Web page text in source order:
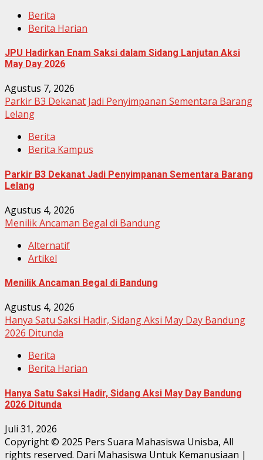
Berita
Berita Harian
JPU Hadirkan Enam Saksi dalam Sidang Lanjutan Aksi
May Day 2026
Agustus 7, 2026
Parkir B3 Dekanat Jadi Penyimpanan Sementara Barang
Lelang
Berita
Berita Kampus
Parkir B3 Dekanat Jadi Penyimpanan Sementara Barang
Lelang
Agustus 4, 2026
Menilik Ancaman Begal di Bandung
Alternatif
Artikel
Menilik Ancaman Begal di Bandung
Agustus 4, 2026
Hanya Satu Saksi Hadir, Sidang Aksi May Day Bandung
2026 Ditunda
Berita
Berita Harian
Hanya Satu Saksi Hadir, Sidang Aksi May Day Bandung
2026 Ditunda
Juli 31, 2026
Copyright © 2025 Pers Suara Mahasiswa Unisba, All
rights reserved. Dari Mahasiswa Untuk Kemanusiaan |